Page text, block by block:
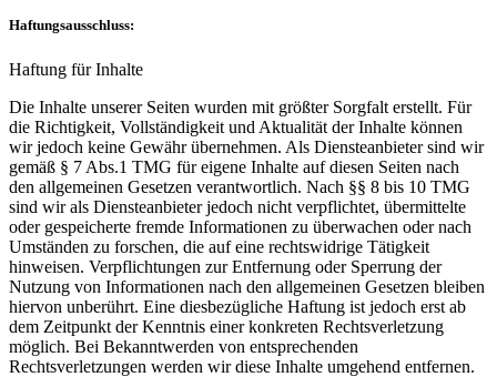
Haftungsausschluss:
Haftung für Inhalte
Die Inhalte unserer Seiten wurden mit größter Sorgfalt erstellt. Für
die Richtigkeit, Vollständigkeit und Aktualität der Inhalte können
wir jedoch keine Gewähr übernehmen. Als Diensteanbieter sind wir
gemäß § 7 Abs.1 TMG für eigene Inhalte auf diesen Seiten nach
den allgemeinen Gesetzen verantwortlich. Nach §§ 8 bis 10 TMG
sind wir als Diensteanbieter jedoch nicht verpflichtet, übermittelte
oder gespeicherte fremde Informationen zu überwachen oder nach
Umständen zu forschen, die auf eine rechtswidrige Tätigkeit
hinweisen. Verpflichtungen zur Entfernung oder Sperrung der
Nutzung von Informationen nach den allgemeinen Gesetzen bleiben
hiervon unberührt. Eine diesbezügliche Haftung ist jedoch erst ab
dem Zeitpunkt der Kenntnis einer konkreten Rechtsverletzung
möglich. Bei Bekanntwerden von entsprechenden
Rechtsverletzungen werden wir diese Inhalte umgehend entfernen.